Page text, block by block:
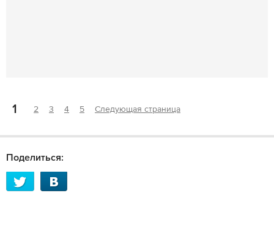
1 2 3 4 5 Следующая страница
Поделиться: